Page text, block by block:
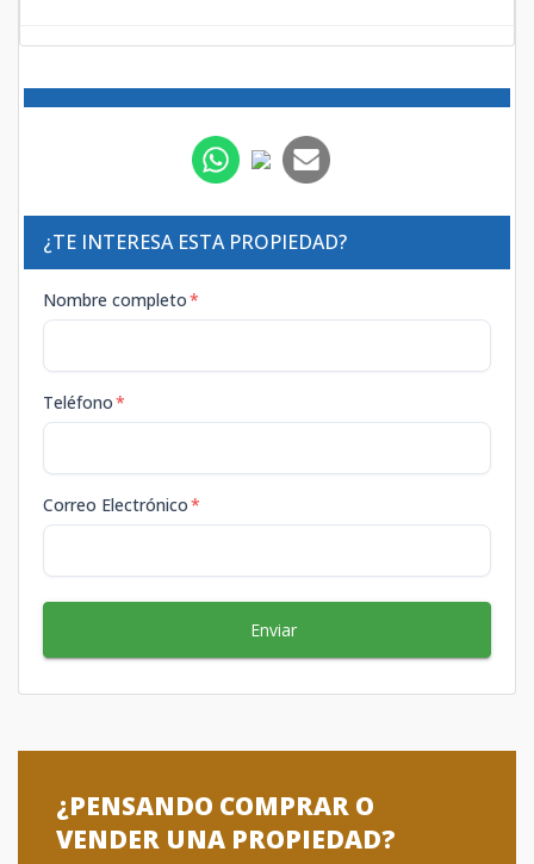
¿TE INTERESA ESTA PROPIEDAD?
Nombre completo*
Teléfono*
Correo Electrónico*
Enviar
¿PENSANDO COMPRAR O
VENDER UNA PROPIEDAD?